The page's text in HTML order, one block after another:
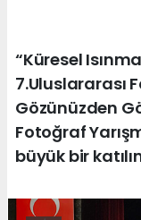
“Küresel
7.Uluslararası
Gözünüzden
Fotoğraf
büyük bir